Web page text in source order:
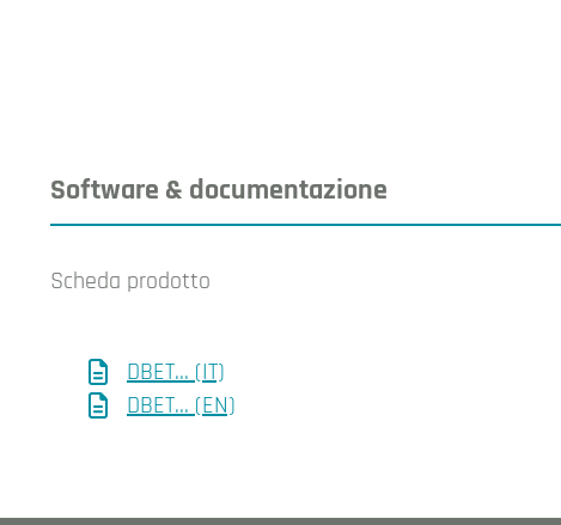
Software & documentazione
Scheda prodotto
DBET... (IT)
DBET... (EN)